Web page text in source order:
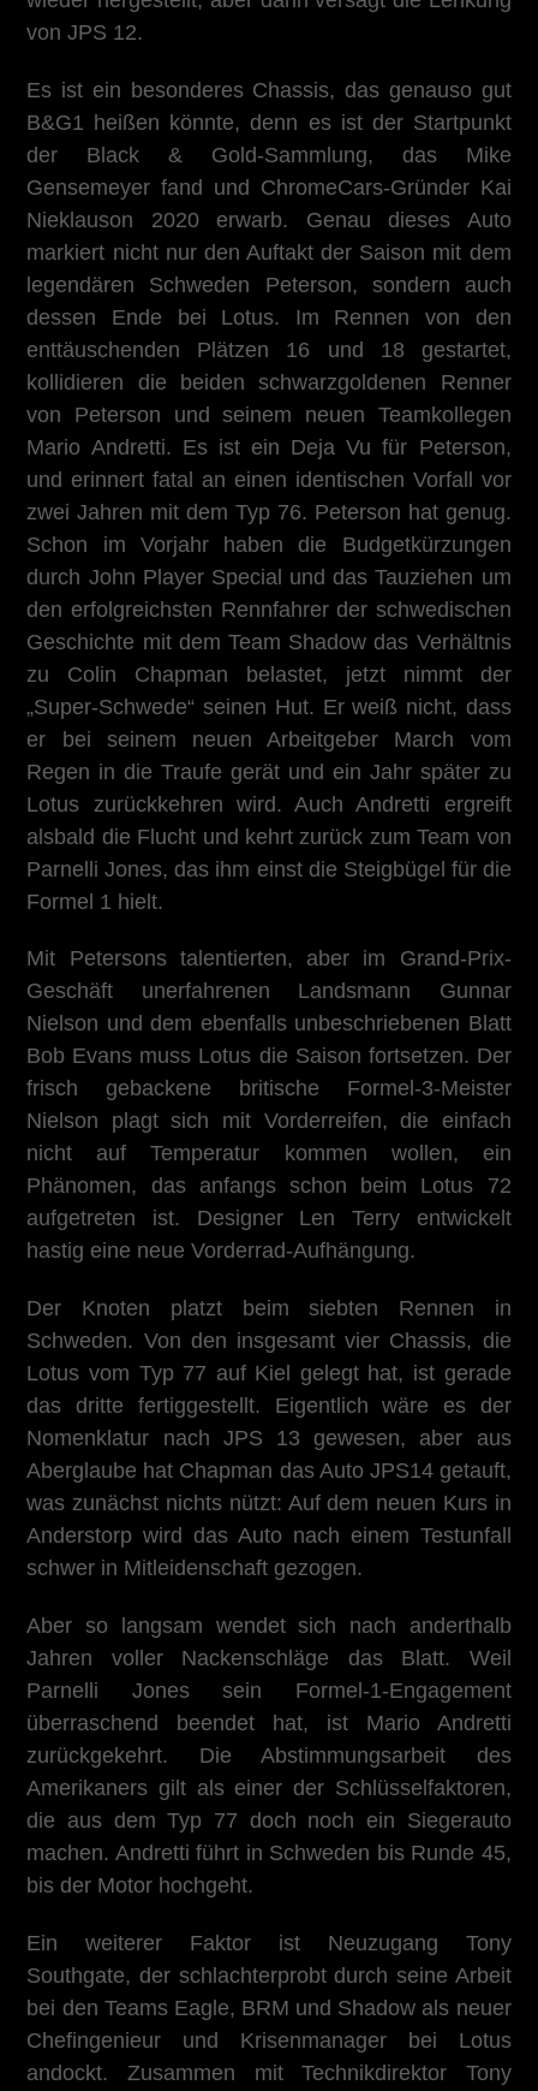
von JPS 12.
Es ist ein besonderes Chassis, das genauso gut
B&G1 heißen könnte, denn es ist der Startpunkt
der Black & Gold-Sammlung, das Mike
Gensemeyer fand und ChromeCars-Gründer Kai
Nieklauson 2020 erwarb. Genau dieses Auto
markiert nicht nur den Auftakt der Saison mit dem
legendären Schweden Peterson, sondern auch
dessen Ende bei Lotus. Im Rennen von den
enttäuschenden Plätzen 16 und 18 gestartet,
kollidieren die beiden schwarzgoldenen Renner
von Peterson und seinem neuen Teamkollegen
Mario Andretti. Es ist ein Deja Vu für Peterson,
und erinnert fatal an einen identischen Vorfall vor
zwei Jahren mit dem Typ 76. Peterson hat genug.
Schon im Vorjahr haben die Budgetkürzungen
durch John Player Special und das Tauziehen um
den erfolgreichsten Rennfahrer der schwedischen
Geschichte mit dem Team Shadow das Verhältnis
zu Colin Chapman belastet, jetzt nimmt der
„Super-Schwede“ seinen Hut. Er weiß nicht, dass
er bei seinem neuen Arbeitgeber March vom
Regen in die Traufe gerät und ein Jahr später zu
Lotus zurückkehren wird. Auch Andretti ergreift
alsbald die Flucht und kehrt zurück zum Team von
Parnelli Jones, das ihm einst die Steigbügel für die
Formel 1 hielt.
Mit Petersons talentierten, aber im Grand-Prix-
Geschäft unerfahrenen Landsmann Gunnar
Nielson und dem ebenfalls unbeschriebenen Blatt
Bob Evans muss Lotus die Saison fortsetzen. Der
frisch gebackene britische Formel-3-Meister
Nielson plagt sich mit Vorderreifen, die einfach
nicht auf Temperatur kommen wollen, ein
Phänomen, das anfangs schon beim Lotus 72
aufgetreten ist. Designer Len Terry entwickelt
hastig eine neue Vorderrad-Aufhängung.
Der Knoten platzt beim siebten Rennen in
Schweden. Von den insgesamt vier Chassis, die
Lotus vom Typ 77 auf Kiel gelegt hat, ist gerade
das dritte fertiggestellt. Eigentlich wäre es der
Nomenklatur nach JPS 13 gewesen, aber aus
Aberglaube hat Chapman das Auto JPS14 getauft,
was zunächst nichts nützt: Auf dem neuen Kurs in
Anderstorp wird das Auto nach einem Testunfall
schwer in Mitleidenschaft gezogen.
Aber so langsam wendet sich nach anderthalb
Jahren voller Nackenschläge das Blatt. Weil
Parnelli Jones sein Formel-1-Engagement
überraschend beendet hat, ist Mario Andretti
zurückgekehrt. Die Abstimmungsarbeit des
Amerikaners gilt als einer der Schlüsselfaktoren,
die aus dem Typ 77 doch noch ein Siegerauto
machen. Andretti führt in Schweden bis Runde 45,
bis der Motor hochgeht.
Ein weiterer Faktor ist Neuzugang Tony
Southgate, der schlachterprobt durch seine Arbeit
bei den Teams Eagle, BRM und Shadow als neuer
Chefingenieur und Krisenmanager bei Lotus
andockt. Zusammen mit Technikdirektor Tony